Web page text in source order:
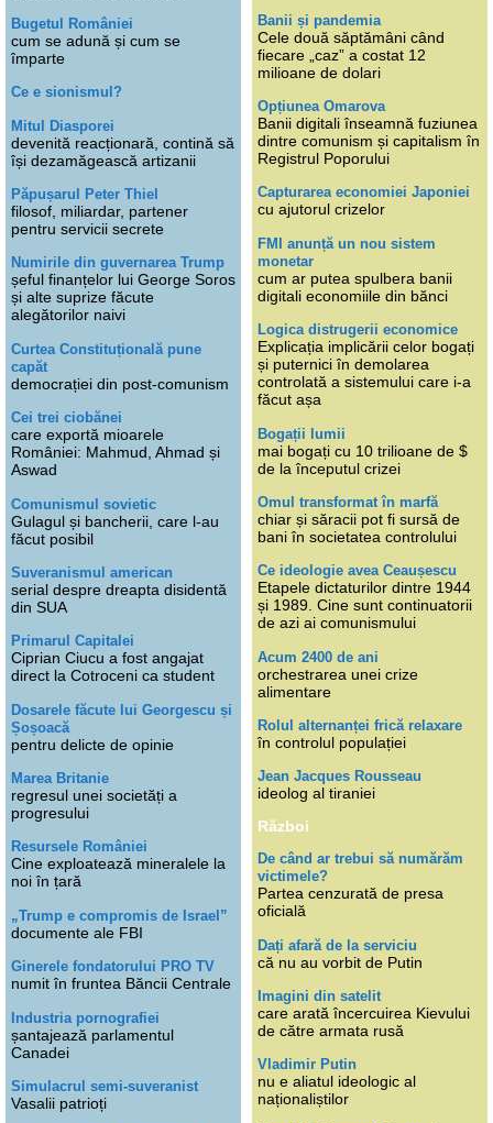
Bugetul României
cum se adună și cum se
împarte
Ce e sionismul?
Mitul Diasporei
devenită reacționară, contină să
își dezamăgească artizanii
Păpușarul Peter Thiel
filosof, miliardar, partener
pentru servicii secrete
Numirile din guvernarea Trump
șeful finanțelor lui George Soros
și alte suprize făcute
alegătorilor naivi
Curtea Constituțională pune
capăt
democrației din post-comunism
Cei trei ciobănei
care exportă mioarele
României: Mahmud, Ahmad și
Aswad
Comunismul sovietic
Gulagul și bancherii, care l-au
făcut posibil
Suveranismul american
serial despre dreapta disidentă
din SUA
Primarul Capitalei
Ciprian Ciucu a fost angajat
direct la Cotroceni ca student
Dosarele făcute lui Georgescu și
Șoșoacă
pentru delicte de opinie
Marea Britanie
regresul unei societăți a
progresului
Resursele României
Cine exploatează mineralele la
noi în țară
„Trump e compromis de Israel”
documente ale FBI
Ginerele fondatorului PRO TV
numit în fruntea Băncii Centrale
Industria pornografiei
șantajează parlamentul
Canadei
Simulacrul semi-suveranist
Vasalii patrioți
Banii și pandemia
Cele două săptămâni când
fiecare „caz” a costat 12
milioane de dolari
Opțiunea Omarova
Banii digitali înseamnă fuziunea
dintre comunism și capitalism în
Registrul Poporului
Capturarea economiei Japoniei
cu ajutorul crizelor
FMI anunță un nou sistem
monetar
cum ar putea spulbera banii
digitali economiile din bănci
Logica distrugerii economice
Explicația implicării celor bogați
și puternici în demolarea
controlată a sistemului care i-a
făcut așa
Bogații lumii
mai bogați cu 10 trilioane de $
de la începutul crizei
Omul transformat în marfă
chiar și săracii pot fi sursă de
bani în societatea controlului
Ce ideologie avea Ceaușescu
Etapele dictaturilor dintre 1944
și 1989. Cine sunt continuatorii
de azi ai comunismului
Acum 2400 de ani
orchestrarea unei crize
alimentare
Rolul alternanței frică relaxare
în controlul populației
Jean Jacques Rousseau
ideolog al tiraniei
Război
De când ar trebui să numărăm
victimele?
Partea cenzurată de presa
oficială
Dați afară de la serviciu
că nu au vorbit de Putin
Imagini din satelit
care arată încercuirea Kievului
de către armata rusă
Vladimir Putin
nu e aliatul ideologic al
naționaliștilor